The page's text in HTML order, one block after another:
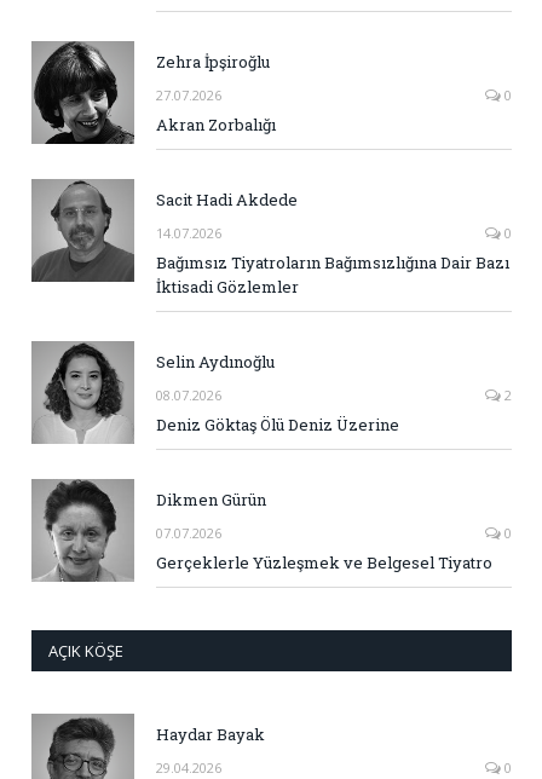
Zehra İpşiroğlu
27.07.2026 0
Akran Zorbalığı
Sacit Hadi Akdede
14.07.2026 0
Bağımsız Tiyatroların Bağımsızlığına Dair Bazı
İktisadi Gözlemler
Selin Aydınoğlu
08.07.2026 2
Deniz Göktaş Ölü Deniz Üzerine
Dikmen Gürün
07.07.2026 0
Gerçeklerle Yüzleşmek ve Belgesel Tiyatro
AÇIK KÖŞE
Haydar Bayak
29.04.2026 0